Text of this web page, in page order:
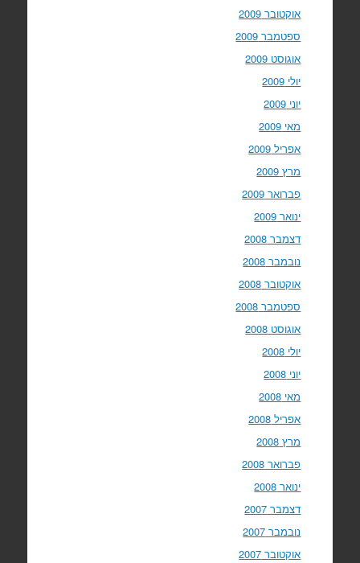
אוקטובר 2009
ספטמבר 2009
אוגוסט 2009
יולי 2009
יוני 2009
מאי 2009
אפריל 2009
מרץ 2009
פברואר 2009
ינואר 2009
דצמבר 2008
נובמבר 2008
אוקטובר 2008
ספטמבר 2008
אוגוסט 2008
יולי 2008
יוני 2008
מאי 2008
אפריל 2008
מרץ 2008
פברואר 2008
ינואר 2008
דצמבר 2007
נובמבר 2007
אוקטובר 2007